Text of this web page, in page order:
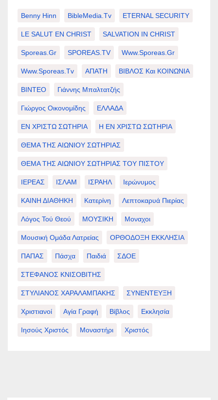
Benny Hinn BibleMedia.tv ETERNAL SECURITY
LE SALUT EN CHRIST SALVATION IN CHRIST
Sporeas.gr SPOREAS.TV Www.sporeas.gr
Www.sporeas.tv ΑΠΑΤΗ ΒΙΒΛΟΣ Και ΚΟΙΝΩΝΙΑ
ΒΙΝΤΕΟ Γιάννης Μπαλτατζής
Γιώργος Οικονομίδης ΕΛΛΑΔΑ
ΕΝ ΧΡΙΣΤΩ ΣΩΤΗΡΙΑ Η ΕΝ ΧΡΙΣΤΩ ΣΩΤΗΡΙΑ
ΘΕΜΑ ΤΗΣ ΑΙΩΝΙΟΥ ΣΩΤΗΡΙΑΣ
ΘΕΜΑ ΤΗΣ ΑΙΩΝΙΟΥ ΣΩΤΗΡΙΑΣ ΤΟΥ ΠΙΣΤΟΥ
ΙΕΡΕΑΣ ΙΣΛΑΜ ΙΣΡΑΗΛ Ιερώνυμος
ΚΑΙΝΗ ΔΙΑΘΗΚΗ Κατερίνη Λεπτοκαρυά Πιερίας
Λόγος Τού Θεού ΜΟΥΣΙΚΗ Μοναχοι
Μουσική Ομάδα Λατρείας ΟΡΘΟΔΟΞΗ ΕΚΚΛΗΣΙΑ
ΠΑΠΑΣ Πάσχα Παιδιά ΣΔΟΕ
ΣΤΕΦΑΝΟΣ ΚΝΙΣΟΒΙΤΗΣ
ΣΤΥΛΙΑΝΟΣ ΧΑΡΑΛΑΜΠΑΚΗΣ ΣΥΝΕΝΤΕΥΞΗ
Χριστιανοί Αγία Γραφή Βίβλος Εκκλησία
Ιησούς Χριστός Μοναστήρι Χριστός